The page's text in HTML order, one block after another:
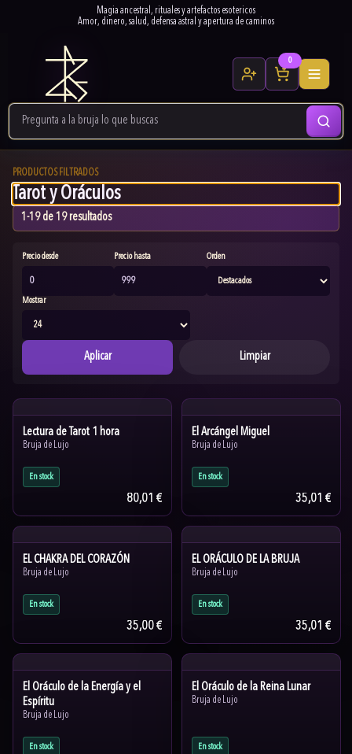
Magia ancestral, rituales y artefactos esotericos
Amor, dinero, salud, defensa astral y apertura de caminos
0
PRODUCTOS FILTRADOS
Tarot y Oráculos
1-19 de 19 resultados
Precio desde Precio hasta Orden
Mostrar
Aplicar Limpiar
Lectura de Tarot 1 hora
Bruja de Lujo
En stock
80,01 €
El Arcángel Miguel
Bruja de Lujo
En stock
35,01 €
EL CHAKRA DEL CORAZÓN
Bruja de Lujo
En stock
35,00 €
EL ORÁCULO DE LA BRUJA
Bruja de Lujo
En stock
35,01 €
El Oráculo de la Energía y el
Espíritu
Bruja de Lujo
En stock
El Oráculo de la Reina Lunar
Bruja de Lujo
En stock